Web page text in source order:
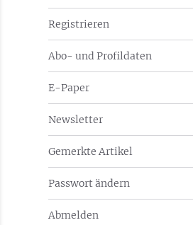
Registrieren
Abo- und Profildaten
E-Paper
Newsletter
Gemerkte Artikel
Passwort ändern
Abmelden